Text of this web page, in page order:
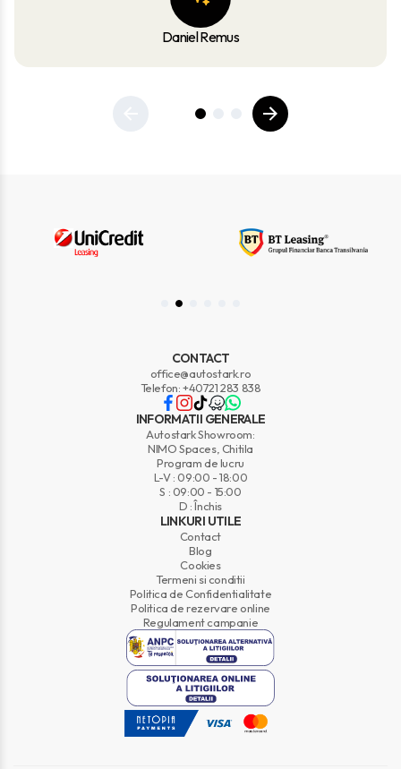
Daniel Remus
CONTACT
office@autostark.ro
Telefon: +40721 283 838
INFORMATII GENERALE
Autostark Showroom:
NIMO Spaces, Chitila
Program de lucru
L-V : 09:00 - 18:00
S : 09:00 - 15:00
D : Închis
LINKURI UTILE
Contact
Blog
Cookies
Termeni si conditii
Politica de Confidentialitate
Politica de rezervare online
Regulament campanie